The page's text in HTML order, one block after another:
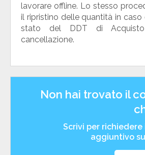
lavorare offline. Lo stesso
il ripristino delle quantità in
stato del DDT di
cancellazione.
Non hai trovato il
Scrivi per
aggiuntivo